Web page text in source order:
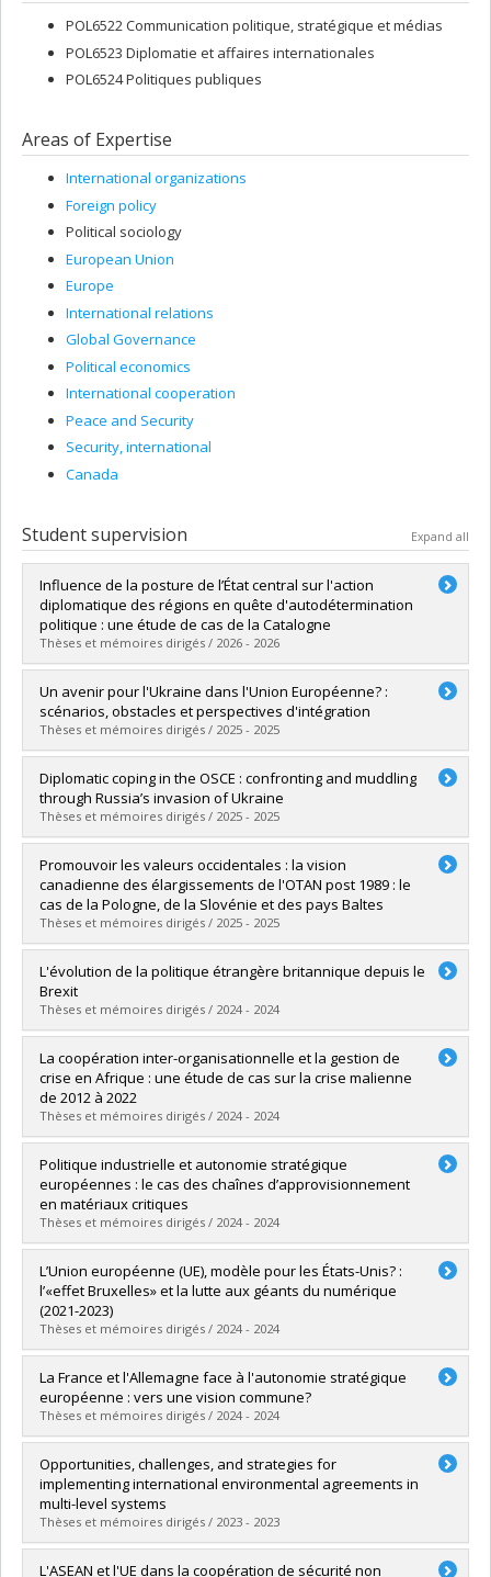
POL6522 Communication politique, stratégique et médias
POL6523 Diplomatie et affaires internationales
POL6524 Politiques publiques
Areas of Expertise
International organizations
Foreign policy
Political sociology
European Union
Europe
International relations
Global Governance
Political economics
International cooperation
Peace and Security
Security, international
Canada
Student supervision Expand all
Influence de la posture de l’État central sur l'action
diplomatique des régions en quête d'autodétermination
politique : une étude de cas de la Catalogne
Thèses et mémoires dirigés / 2026 - 2026
Graduate :Moreau, Alexandre
Cycle :Master's
Grade :M. Sc.
Lien vers le document dans Papyrus
Un avenir pour l'Ukraine dans l'Union Européenne? :
scénarios, obstacles et perspectives d'intégration
Thèses et mémoires dirigés / 2025 - 2025
Graduate :Raimbault, Simon
Cycle :Master's
Grade :M. Sc.
Lien vers le document dans Papyrus
Diplomatic coping in the OSCE : confronting and muddling
through Russia’s invasion of Ukraine
Thèses et mémoires dirigés / 2025 - 2025
Graduate :Rousseau, Emmanuelle
Cycle :Doctoral
Grade :Ph. D.
Lien vers le document dans Papyrus
Promouvoir les valeurs occidentales : la vision
canadienne des élargissements de l'OTAN post 1989 : le
cas de la Pologne, de la Slovénie et des pays Baltes
Thèses et mémoires dirigés / 2025 - 2025
Graduate :Hurteau, Nathan
Cycle :
Grade :M. Sc.
Lien vers le document dans Papyrus
L'évolution de la politique étrangère britannique depuis le
Brexit
Thèses et mémoires dirigés / 2024 - 2024
Graduate :Aubé, Frédéric
Cycle :Master's
Grade : M. Sc.
Lien vers le document dans Papyrus
La coopération inter-organisationnelle et la gestion de
crise en Afrique : une étude de cas sur la crise malienne
de 2012 à 2022
Thèses et mémoires dirigés / 2024 - 2024
Graduate :Allard-Caron, Marie-Pier
Cycle :Master's
Grade :M. Sc.
Lien vers le document dans Papyrus
Politique industrielle et autonomie stratégique
européennes : le cas des chaînes d’approvisionnement
en matériaux critiques
Thèses et mémoires dirigés / 2024 - 2024
Graduate :Fitzpatrick, Manon
Cycle :Master's
Grade :M.A.
Lien vers le document dans Papyrus
L’Union européenne (UE), modèle pour les États-Unis? :
l’«effet Bruxelles» et la lutte aux géants du numérique
(2021-2023)
Thèses et mémoires dirigés / 2024 - 2024
Graduate :Gionet, François
Cycle :Master's
Grade :M. Sc.
Lien vers le document dans Papyrus
La France et l'Allemagne face à l'autonomie stratégique
européenne : vers une vision commune?
Thèses et mémoires dirigés / 2024 - 2024
Graduate :Charbonneau, Laurent
Cycle :Master's
Grade :M. Sc.
Lien vers le document dans Papyrus
Opportunities, challenges, and strategies for
implementing international environmental agreements in
multi-level systems
Thèses et mémoires dirigés / 2023 - 2023
Graduate :Müller Gómez, Johannes Lorenz
L'ASEAN et l'UE dans la coopération de sécurité non